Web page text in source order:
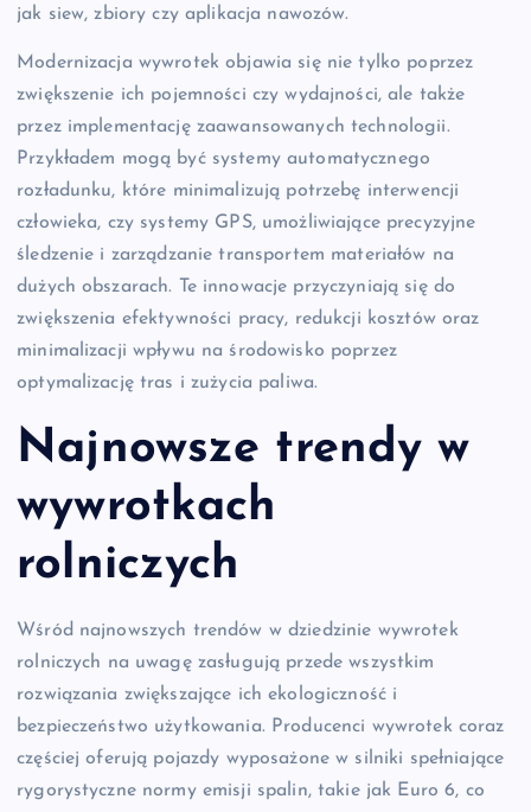
jak siew, zbiory czy aplikacja nawozów.
Modernizacja wywrotek objawia się nie tylko poprzez
zwiększenie ich pojemności czy wydajności, ale także
przez implementację zaawansowanych technologii.
Przykładem mogą być systemy automatycznego
rozładunku, które minimalizują potrzebę interwencji
człowieka, czy systemy GPS, umożliwiające precyzyjne
śledzenie i zarządzanie transportem materiałów na
dużych obszarach. Te innowacje przyczyniają się do
zwiększenia efektywności pracy, redukcji kosztów oraz
minimalizacji wpływu na środowisko poprzez
optymalizację tras i zużycia paliwa.
Najnowsze trendy w
wywrotkach
rolniczych
Wśród najnowszych trendów w dziedzinie wywrotek
rolniczych na uwagę zasługują przede wszystkim
rozwiązania zwiększające ich ekologiczność i
bezpieczeństwo użytkowania. Producenci wywrotek coraz
częściej oferują pojazdy wyposażone w silniki spełniające
rygorystyczne normy emisji spalin, takie jak Euro 6, co